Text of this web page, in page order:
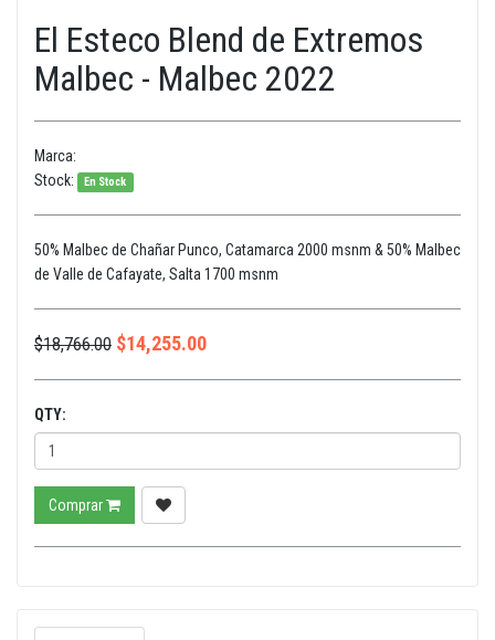
El Esteco Blend de Extremos
Malbec - Malbec 2022
Marca:
Stock:
En Stock
50% Malbec de Chañar Punco, Catamarca 2000 msnm & 50% Malbec
de Valle de Cafayate, Salta 1700 msnm
$18,766.00 $14,255.00
QTY:
Comprar